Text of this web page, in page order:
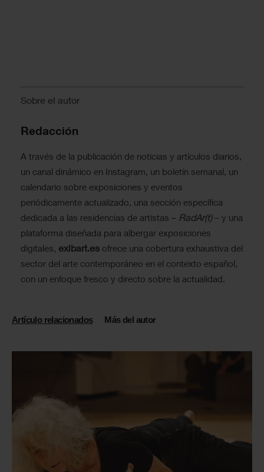
Sobre el autor
Redacción
A través de la publicación de noticias y artículos diarios,
un canal dinámico en Instagram, un boletín semanal, un
calendario sobre exposiciones y eventos
periódicamente actualizado, una sección específica
dedicada a las residencias de artistas – RadAr(t)– y una
plataforma diseñada para albergar exposiciones
digitales, exibart.es ofrece una cobertura exhaustiva del
sector del arte contemporáneo en el contexto español,
con un enfoque fresco y directo sobre la actualidad.
Artículo relacionados Más del autor